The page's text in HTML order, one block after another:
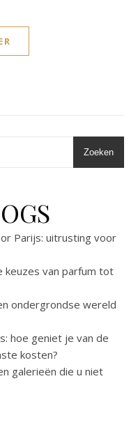
Zoeken
Parijs: uitrusting voor
keuzes van parfum tot
ondergrondse wereld
hoe geniet je van de
kosten?
galerieën die u niet